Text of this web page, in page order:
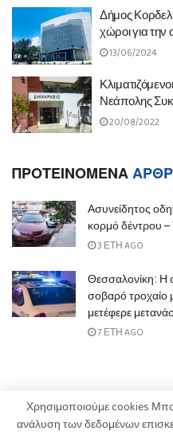
Δήμος
χώροι για
13/06/2024
Νεάπολης
20/08/2022
ΠΡΟΤΕΙΝΟΜΕΝΑ
Ασυνείδητος
κορμό δέντρου
3 ΈΤΗ AGO
Θεσσαλονίκη: Η
σοβαρό τροχαίο
μετέφερε
7 ΈΤΗ AGO
Χρησιμοποιούμε cookies
ανάλυση των δεδομένων